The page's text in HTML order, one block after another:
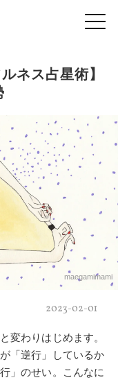
ネス占星術】
maegamimami
2023-02-01
変わりはじめます。
「逆行」しているか
」のせい。こんなに